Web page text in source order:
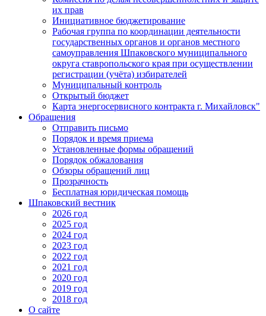
их прав
Инициативное бюджетирование
Рабочая группа по координации деятельности
государственных органов и органов местного
самоуправления Шпаковского муниципального
округа ставропольского края при осуществлении
регистрации (учёта) избирателей
Муниципальный контроль
Открытый бюджет
Карта энергосервисного контракта г. Михайловск"
Обращения
Отправить письмо
Порядок и время приема
Установленные формы обращений
Порядок обжалования
Обзоры обращений лиц
Прозрачность
Бесплатная юридическая помощь
Шпаковский вестник
2026 год
2025 год
2024 год
2023 год
2022 год
2021 год
2020 год
2019 год
2018 год
О сайте